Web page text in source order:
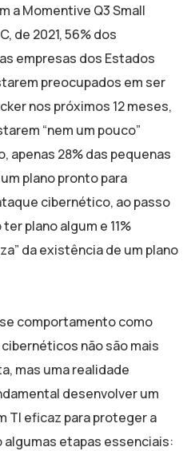
a Momentive Q3 Small
de 2021, 56% dos
empresas dos Estados
preocupados em ser
nos próximos 12 meses,
“nem um pouco”
apenas 28% das pequenas
plano pronto para
cibernético, ao passo
plano algum e 11%
da existência de um plano
comportamento como
não são mais
mas uma realidade
desenvolver um
TI eficaz para proteger a
algumas etapas essenciais: